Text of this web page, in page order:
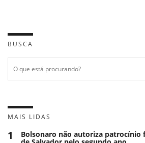
BUSCA
MAIS LIDAS
1 Bolsonaro não autoriza patrocínio